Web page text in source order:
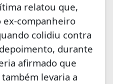
relatou que,
ex-companheiro
colidiu contra
durante
afirmado que
levaria a